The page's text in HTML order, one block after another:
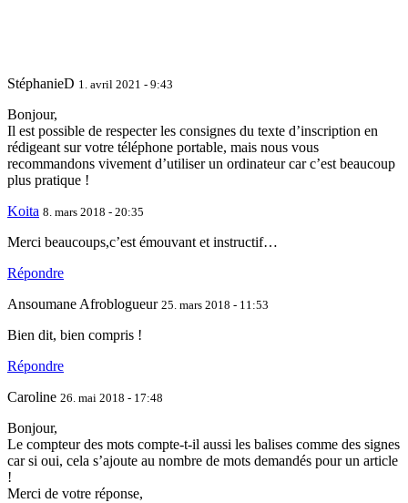
StéphanieD 1. avril 2021 - 9:43
Bonjour,
Il est possible de respecter les consignes du texte d’inscription en
rédigeant sur votre téléphone portable, mais nous vous
recommandons vivement d’utiliser un ordinateur car c’est beaucoup
plus pratique !
Koita 8. mars 2018 - 20:35
Merci beaucoups,c’est émouvant et instructif…
Répondre
Ansoumane Afroblogueur 25. mars 2018 - 11:53
Bien dit, bien compris !
Répondre
Caroline 26. mai 2018 - 17:48
Bonjour,
Le compteur des mots compte-t-il aussi les balises comme des signes
car si oui, cela s’ajoute au nombre de mots demandés pour un article
!
Merci de votre réponse,